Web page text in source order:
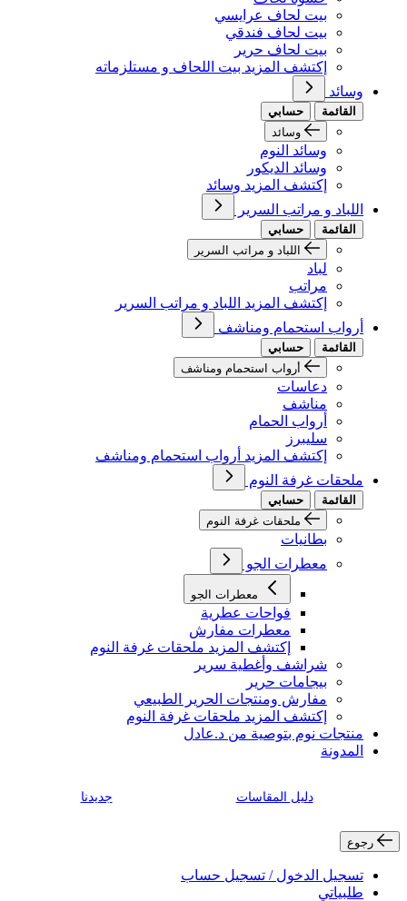
بيت لحاف عرايسي
بيت لحاف فندقي
بيت لحاف حرير
إكتشف المزيد بيت اللحاف و مستلزماته
وسائد
القائمة
حسابي
وسائد
وسائد النوم
وسائد الديكور
إكتشف المزيد وسائد
اللباد و مراتب السرير
القائمة
حسابي
اللباد و مراتب السرير
لباد
مراتب
إكتشف المزيد اللباد و مراتب السرير
أرواب استحمام ومناشف
القائمة
حسابي
أرواب استحمام ومناشف
دعاسات
مناشف
أرواب الحمام
سليبرز
إكتشف المزيد أرواب استحمام ومناشف
ملحقات غرفة النوم
القائمة
حسابي
ملحقات غرفة النوم
بطانيات
معطرات الجو
معطرات الجو
فواحات عطرية
معطرات مفارش
إكتشف المزيد ملحقات غرفة النوم
شراشف وأغطية سرير
بيجامات حرير
مفارش ومنتجات الحرير الطبيعي
إكتشف المزيد ملحقات غرفة النوم
منتجات نوم بتوصية من د.عادل
المدونة
دليل المقاسات جديدنا
رجوع
تسجيل الدخول / تسجيل حساب
طلبياتي